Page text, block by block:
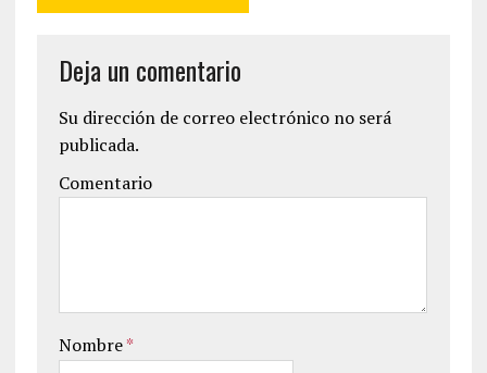
Deja un comentario
Su dirección de correo electrónico no será
publicada.
Comentario
Nombre*